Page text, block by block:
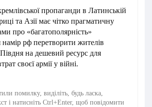
пропаганди в Латинській
та Азії має чітко прагматичну
про «багатополярність»
намір рф перетворити жителів
на дешевий ресурс для
своєї армії у війні.
помилку, виділіть, будь ласка,
і натисніть Ctrl+Enter, щоб повідомити